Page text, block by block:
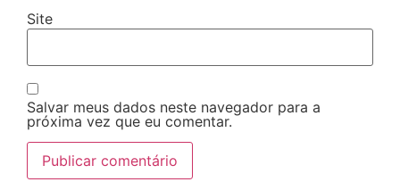
Site
Salvar meus dados neste navegador para a
próxima vez que eu comentar.